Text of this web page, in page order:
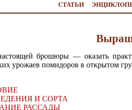
СТАТЬИ
брошюры — оказать
урожаев помидоров в открытом
И СОРТА
РАССАДЫ